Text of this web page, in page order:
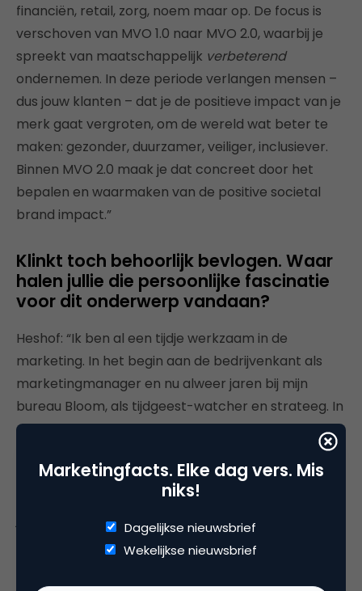
financiën, retail, zorg, noem maar op. De focus is
verschoven van MVO 1.0 naar MVO 2.0, waarbij je
spreekt van maatschappelijk verbeterend
ondernemen. In deze periode verlangen mensen –
dus jouw klanten – dat je de positieve impact van je
merk gaat vergroten, om de wereld wat beter te
maken: gezonder, duurzamer, veiliger, inclusiever.
Binnen MVO 2.0 maak je dat concreet door het
bepalen en waarmaken van de positive societal
brand impact.”
Klinkt toch behoorlijk bevlogen. Waar
halen jullie die persoonlijke fascinatie
voor dit onderwerp vandaan?
Heshof: “Ik ben al een tijdje werkzaam in de
marketing. In het begin aan de bedrijvenkant als
marketingmanager en nu alweer jaren bij mijn
bureau Bloom, als tijdgeest-watcher en strateeg. In
de jaren ’90 was ik druk met het positioneren en
alles draaide om omzet en profit: de shareholders
value, zonder echt maatschappelijk interesse. Nou
ja: behalve wat liefdadigheid. Ik heb meegemaakt
waar die eenzijdige focus op winst in de
financiële en economische crisis als gevolg.
Marketingfacts. Elke dag vers. Mis
niks!
Dagelijkse nieuwsbrief
Wekelijkse nieuwsbrief